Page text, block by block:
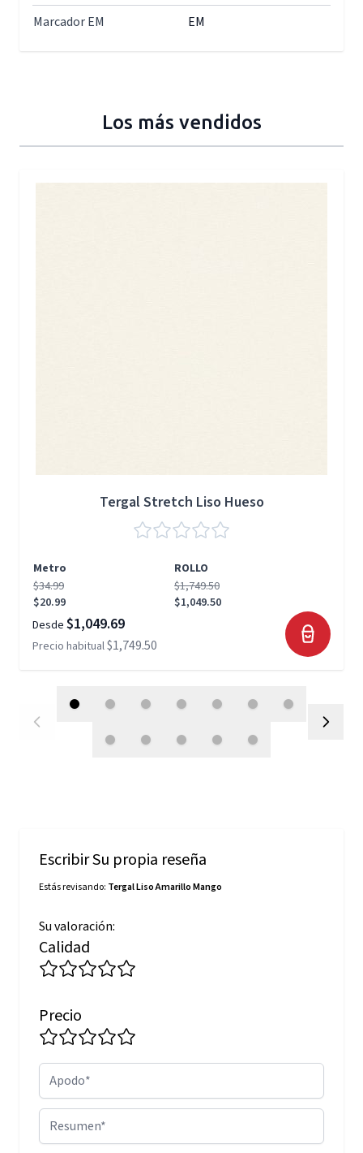
Marcador EM EM
Los más vendidos
Tergal Stretch Liso Hueso
Metro
ROLLO
$34.99
$20.99
$1,749.50
$1,049.50
Desde $1,049.69
Precio habitual$1,749.50
Escribir Su propia reseña
Estás revisando: Tergal Liso Amarillo Mango
Su valoración:
Calidad
Precio
Apodo
Resumen